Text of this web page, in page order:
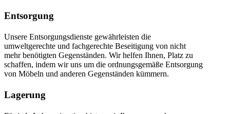
Entsorgung
Unsere Entsorgungsdienste gewährleisten die
umweltgerechte und fachgerechte Beseitigung von nicht
mehr benötigten Gegenständen. Wir helfen Ihnen, Platz zu
schaffen, indem wir uns um die ordnungsgemäße Entsorgung
von Möbeln und anderen Gegenständen kümmern.
Lagerung